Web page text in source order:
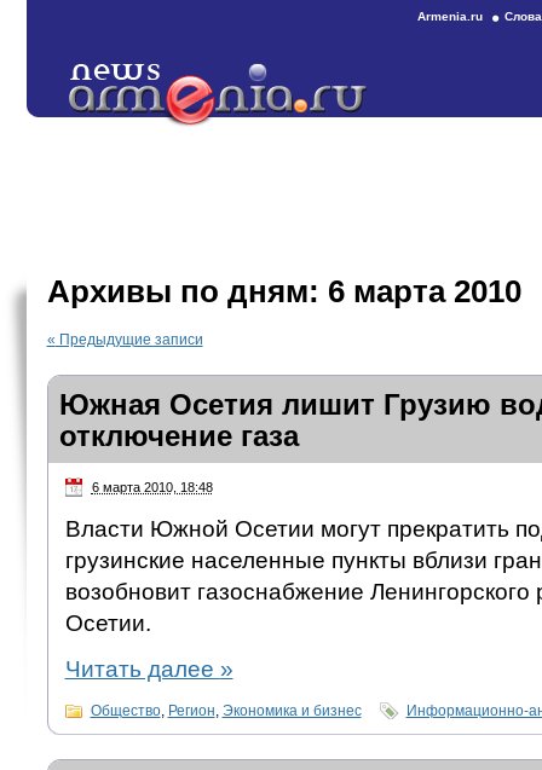
Armenia.ru
Архивы по дням: 6 марта 2010
« Предыдущие записи
Южная Осетия лишит Грузию
отключение газа
6 марта 2010, 18:48
Власти Южной Осетии могут прекратить
грузинские населенные пункты вблизи
возобновит газоснабжение
Осетии.
Читать далее »
Общество, Регион Экономика и бизнес Информационно-